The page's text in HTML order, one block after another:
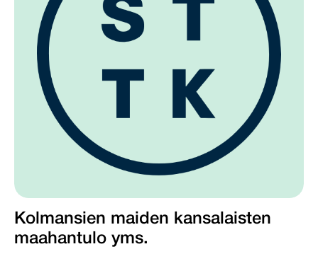
Kolmansien maiden kansalaisten
maahantulo yms.